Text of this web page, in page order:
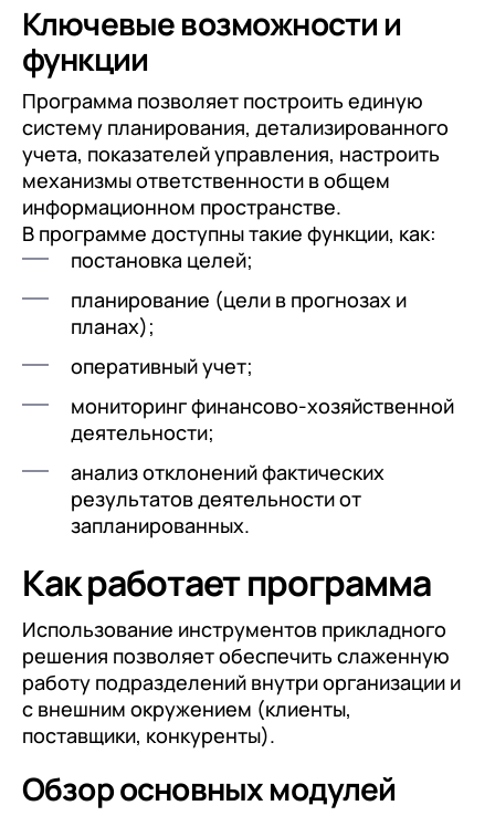
Ключевые возможности и
функции
Программа позволяет построить единую
систему планирования, детализированного
учета, показателей управления, настроить
механизмы ответственности в общем
информационном пространстве.
В программе доступны такие функции, как:
постановка целей;
планирование (цели в прогнозах и
планах);
оперативный учет;
мониторинг финансово-хозяйственной
деятельности;
анализ отклонений фактических
результатов деятельности от
запланированных.
Как работает программа
Использование инструментов прикладного
решения позволяет обеспечить слаженную
работу подразделений внутри организации и
с внешним окружением (клиенты,
поставщики, конкуренты).
Обзор основных модулей